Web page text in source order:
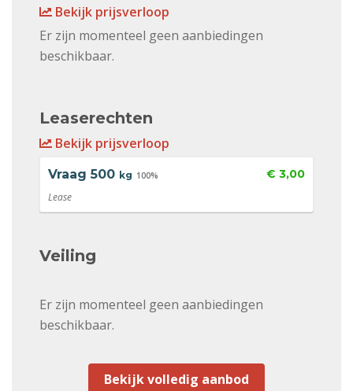
Bekijk prijsverloop
Er zijn momenteel geen aanbiedingen
beschikbaar.
Leaserechten
Bekijk prijsverloop
Vraag 500 kg 100% € 3,00
Lease
Veiling
Er zijn momenteel geen aanbiedingen
beschikbaar.
Bekijk volledig aanbod